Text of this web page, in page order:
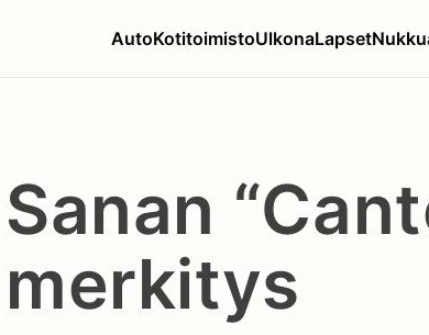
AutoKotitoimistoUlkonaLapset
Sanan
merkitys